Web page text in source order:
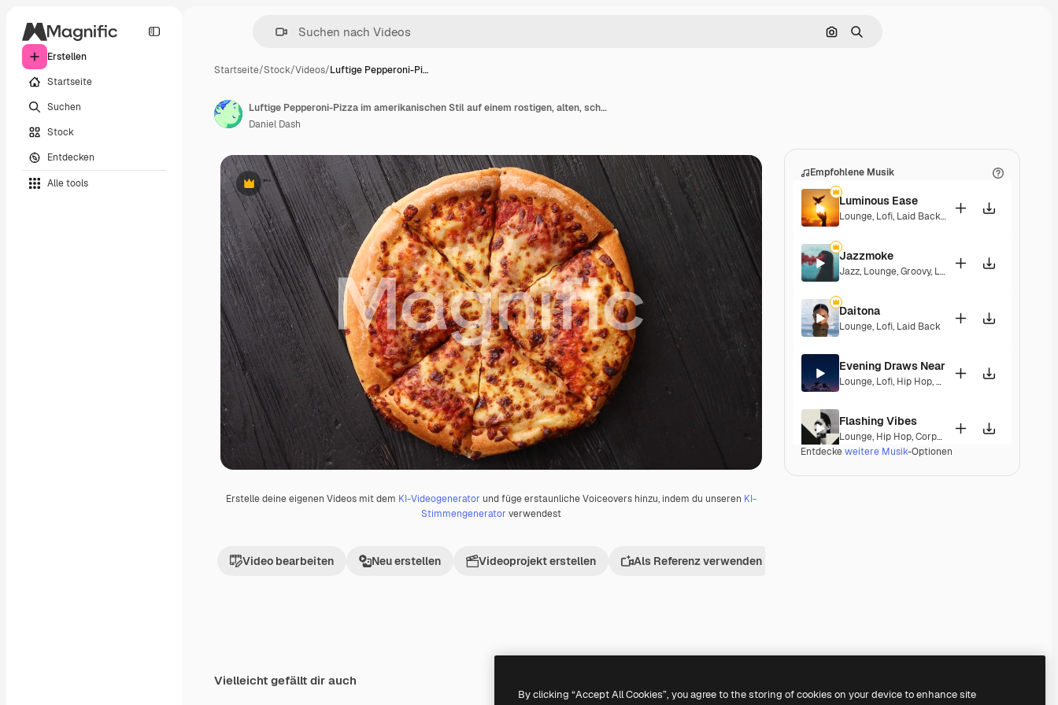
Erstellen
Startseite
Suchen
Stock
Entdecken
Alle tools
Nach Bild suchen
Suchen
Startseite/Stock/Videos/Luftige Pepperoni-Pi…
Premium
Erstelle deine eigenen Videos mit dem KI-Videogenerator und füge erstaunliche Voiceovers hinzu, indem du unseren KI-
Stimmengenerator verwendest
Video bearbeiten Neu erstellen Videoprojekt erstellen Als Referenz verwenden
Empfohlene Musik
Luminous Ease
Lounge, Lofi, Laid Back,Hopeful
Jazzmoke
Jazz, Lounge,Groovy, Laid Back Elegant
Daitona
Lounge, Lofi, Laid Back
Evening Draws Near
Lounge, Lofi, Hip Hop,Laid Back ,Peaceful
Flashing Vibes
Lounge, Hip Hop,Corporate , Groovy,
Mirage Lounge
Jazz,Electronic,Lounge ,Groovy,Laid Back,
Entdeckeweitere Musik-Optionen
Luftige Pepperoni-Pizza im amerikanischen Stil auf einem rostigen, alten, schwarzen Holztisch platziert.
Daniel Dash
Vielleicht gefällt dir auch
Premium
Premium Premium
Premium
By clicking “Accept All Cookies”, you agree to the storing of cookies on your device to enhance site